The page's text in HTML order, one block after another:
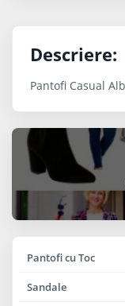
Descriere:
Pantofi Casual
Pantofi cu Toc
Sandale